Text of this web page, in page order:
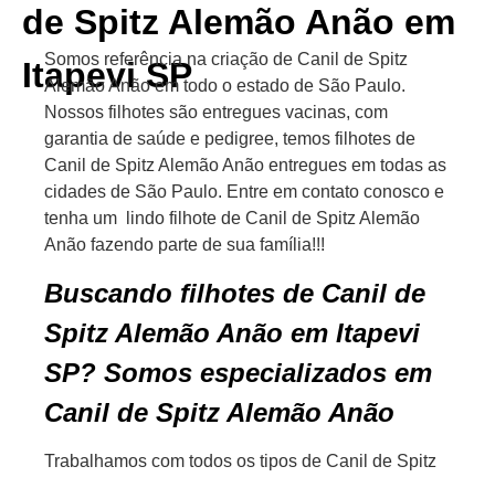
de Spitz Alemão Anão em
Itapevi SP
Somos referência na criação de Canil de Spitz
Alemão Anão em todo o estado de São Paulo.
Nossos filhotes são entregues vacinas, com
garantia de saúde e pedigree, temos filhotes de
Canil de Spitz Alemão Anão entregues em todas as
cidades de São Paulo. Entre em contato conosco e
tenha um lindo filhote de Canil de Spitz Alemão
Anão fazendo parte de sua família!!!
Buscando filhotes de Canil de
Spitz Alemão Anão em Itapevi
SP? Somos especializados em
Canil de Spitz Alemão Anão
Trabalhamos com todos os tipos de Canil de Spitz